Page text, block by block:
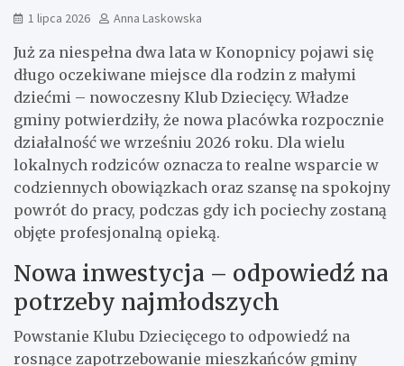
1 lipca 2026 Anna Laskowska
Już za niespełna dwa lata w Konopnicy pojawi się
długo oczekiwane miejsce dla rodzin z małymi
dziećmi – nowoczesny Klub Dziecięcy. Władze
gminy potwierdziły, że nowa placówka rozpocznie
działalność we wrześniu 2026 roku. Dla wielu
lokalnych rodziców oznacza to realne wsparcie w
codziennych obowiązkach oraz szansę na spokojny
powrót do pracy, podczas gdy ich pociechy zostaną
objęte profesjonalną opieką.
Nowa inwestycja – odpowiedź na
potrzeby najmłodszych
Powstanie Klubu Dziecięcego to odpowiedź na
rosnące zapotrzebowanie mieszkańców gminy